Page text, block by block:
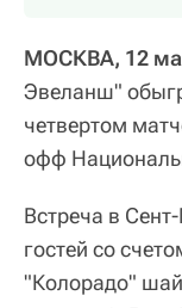
МОСКВА, 12
Эвеланш"
четвертом
офф
Встреча в
гостей со
"Колорадо"